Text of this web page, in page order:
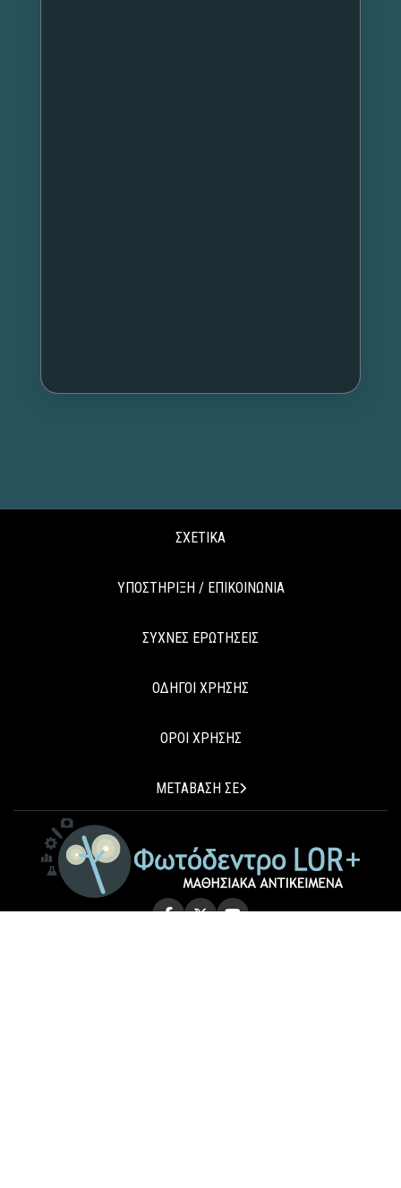
ΣΧΕΤΙΚΑ
ΥΠΟΣΤΗΡΙΞΗ / ΕΠΙΚΟΙΝΩΝΙΑ
ΣΥΧΝΕΣ ΕΡΩΤΗΣΕΙΣ
ΟΔΗΓΟΙ ΧΡΗΣΗΣ
ΟΡΟΙ ΧΡΗΣΗΣ
ΜΕΤΑΒΑΣΗ ΣΕ